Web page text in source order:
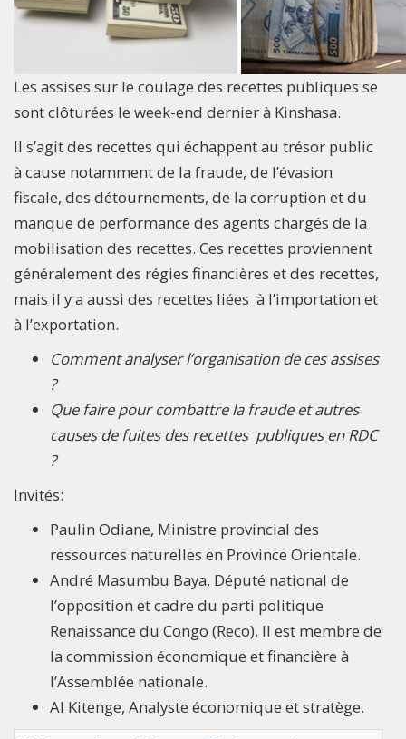
Les assises sur le coulage des recettes publiques se
sont clôturées le week-end dernier à Kinshasa.
Il s’agit des recettes qui échappent au trésor public
à cause notamment de la fraude, de l’évasion
fiscale, des détournements, de la corruption et du
manque de performance des agents chargés de la
mobilisation des recettes. Ces recettes proviennent
généralement des régies financières et des recettes,
mais il y a aussi des recettes liées à l’importation et
à l’exportation.
Comment analyser l’organisation de ces assises
?
Que faire pour combattre la fraude et autres
causes de fuites des recettes publiques en RDC
?
Invités:
Paulin Odiane, Ministre provincial des
ressources naturelles en Province Orientale.
André Masumbu Baya, Député national de
l’opposition et cadre du parti politique
Renaissance du Congo (Reco). Il est membre de
la commission économique et financière à
l’Assemblée nationale.
Al Kitenge, Analyste économique et stratège.